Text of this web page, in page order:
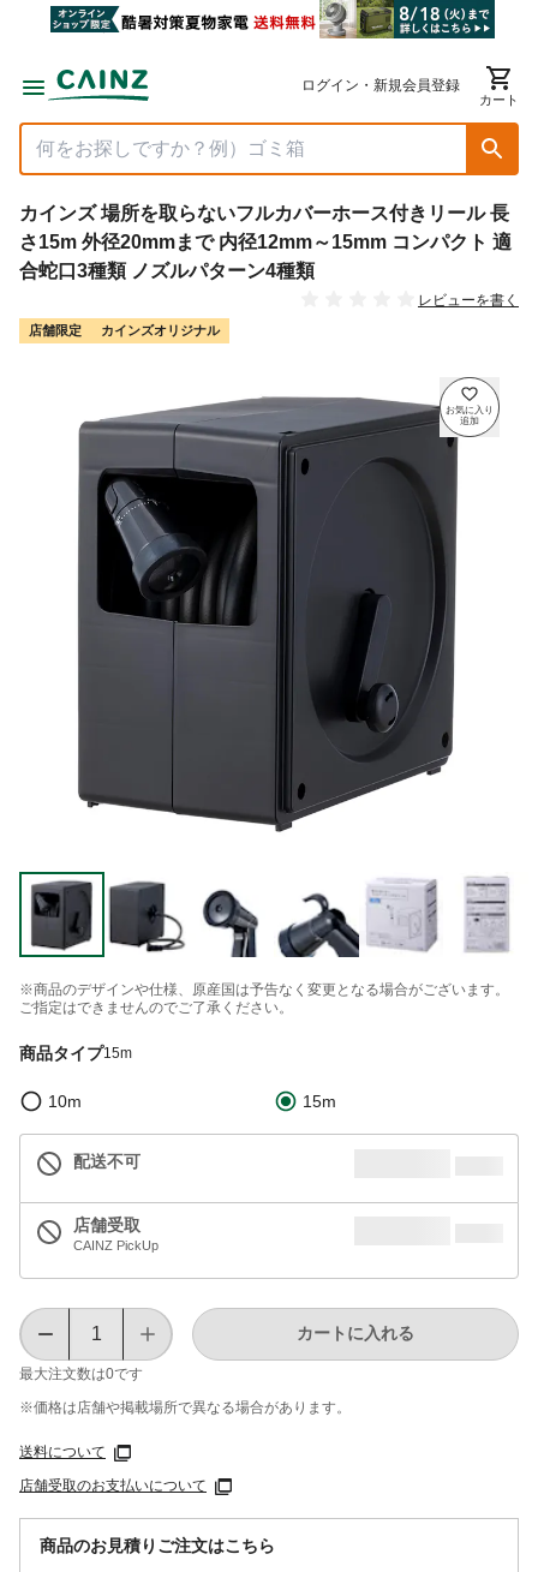
ログイン・新規会員登録
カート
カインズ 場所を取らないフルカバーホース付きリール 長
さ15m 外径20mmまで 内径12mm～15mm コンパクト 適
合蛇口3種類 ノズルパターン4種類
レビューを書く
店舗限定 カインズオリジナル
※商品のデザインや仕様、原産国は予告なく変更となる場合がございます。
ご指定はできませんのでご了承ください。
商品タイプ15m
10m 15m
配送不可
店舗受取
CAINZ PickUp
最大注文数は0です
カートに入れる
※価格は​店舗や​掲載場所で​異なる​場合が​あります。
送料について
店舗受取のお支払いについて
商品のお見積りご注文はこちら